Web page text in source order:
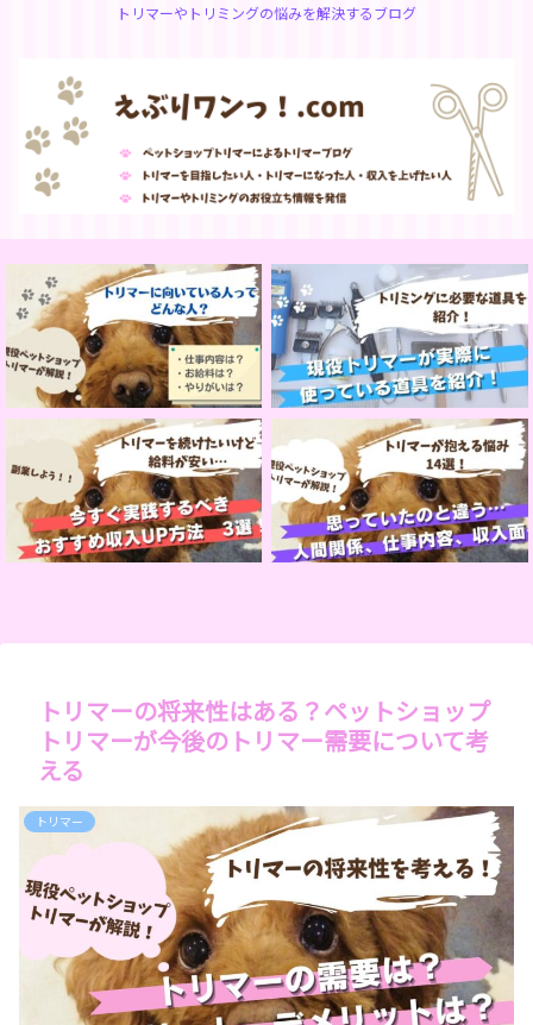
トリマーやトリミングの悩みを解決するブログ
トリマーの将来性はある？ペットショップ
トリマーが今後のトリマー需要について考
える
トリマー